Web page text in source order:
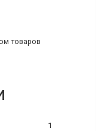
товаров
1